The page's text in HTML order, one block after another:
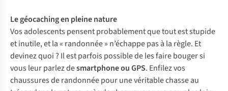
Legéocachingen pleine nature
Vos adolescents pensent probablement que tout est stupide
et inutile, et la « randonnée » n’échappe pas à la règle. Et
devinez quoi ? Il est parfois possible de les faire bouger si
vous leur parlez desmartphone ou GPS. Enfilez vos
chaussures de randonnée pour une véritable chasse au